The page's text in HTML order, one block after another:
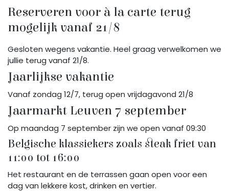
Reserveren voor à la carte terug
mogelijk vanaf 21/8
Gesloten wegens vakantie. Heel graag verwelkomen we
jullie terug vanaf 21/8.
Jaarlijkse vakantie
Vanaf zondag 12/7, terug open vrijdagavond 21/8
Jaarmarkt Leuven 7 september
Op maandag 7 september zijn we open vanaf 09:30
Belgische klassiekers zoals steak friet van
11:00 tot 16:00
Het restaurant en de terrassen gaan open voor een
dag van lekkere kost, drinken en vertier.